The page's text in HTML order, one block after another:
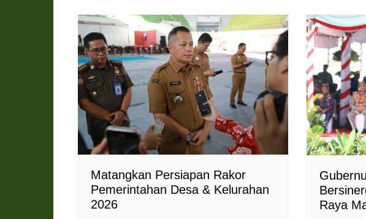
r
e
n
d
l
y
Matangkan Persiapan Rakor
Pemerintahan Desa & Kelurahan
2026
Raya